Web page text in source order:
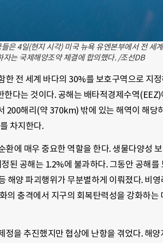
은 4일(현지 시각) 미국 뉴욕 유엔본부에서 전 세
는 국제해양조약 체결에 합의했다. /조선DB
전 세계 바다의 30%를 보호구역으로 지정
다는 것이다. 공해는 배타적경제수역(EEZ)
200해리(약 370km) 밖에 있는 해역이 해당
차지한다.
에 매우 중요한 역할을 한다. 생물다양성 보
된 공해는 1.2%에 불과하다. 그동안 공해를
해양 파괴행위가 무분별하게 이뤄졌다. 비
의 충격에서 지구의 회복탄력성을 강화하는
을 추진했지만 협상에 난항을 겪었다. 해양